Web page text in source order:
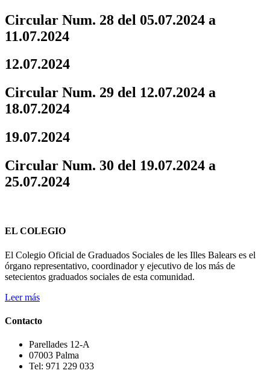
Circular Num. 28 del 05.07.2024 a
11.07.2024
12.07.2024
Circular Num. 29 del 12.07.2024 a
18.07.2024
19.07.2024
Circular Num. 30 del 19.07.2024 a
25.07.2024
EL COLEGIO
El Colegio Oficial de Graduados Sociales de les Illes Balears es el
órgano representativo, coordinador y ejecutivo de los más de
setecientos graduados sociales de esta comunidad.
Leer más
Contacto
Parellades 12-A
07003 Palma
Tel: 971 229 033